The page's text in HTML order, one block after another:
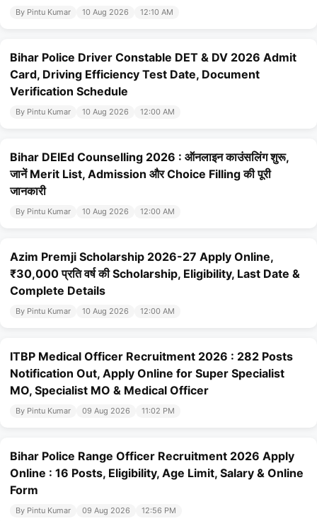
By Pintu Kumar 10 Aug 2026 12:10 AM
Bihar Police Driver Constable DET & DV 2026 Admit
Card, Driving Efficiency Test Date, Document
Verification Schedule
By Pintu Kumar 10 Aug 2026 12:00 AM
Bihar DElEd Counselling 2026 : ऑनलाइन काउंसलिंग शुरू,
जानें Merit List, Admission और Choice Filling की पूरी
जानकारी
By Pintu Kumar 10 Aug 2026 12:00 AM
Azim Premji Scholarship 2026-27 Apply Online,
₹30,000 प्रति वर्ष की Scholarship, Eligibility, Last Date &
Complete Details
By Pintu Kumar 10 Aug 2026 12:00 AM
ITBP Medical Officer Recruitment 2026 : 282 Posts
Notification Out, Apply Online for Super Specialist
MO, Specialist MO & Medical Officer
By Pintu Kumar 09 Aug 2026 11:02 PM
Bihar Police Range Officer Recruitment 2026 Apply
Online : 16 Posts, Eligibility, Age Limit, Salary & Online
Form
By Pintu Kumar 09 Aug 2026 12:56 PM